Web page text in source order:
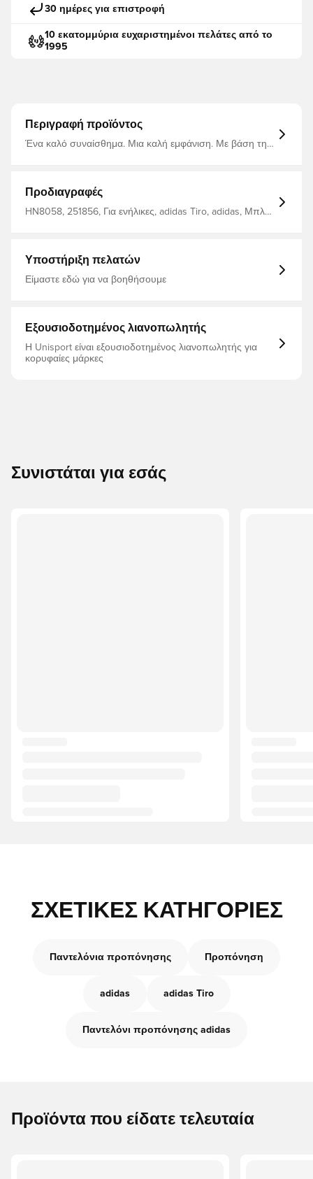
30 ημέρες για επιστροφή
10 εκατομμύρια ευχαριστημένοι πελάτες από το
1995
Περιγραφή προϊόντος
Ένα καλό συναίσθημα. Μια καλή εμφάνιση. Με βάση την
AEROREADY που απομακρύνει την υγρασία διατηρεί την
αυτοπεποίθησή σας. Είναι επίσης κατασκευασμένα από
ανακυκλωμένα υλικά ως ένα μικρό βήμα στη συμβολή
Κανονική εφαρμογή με στενά παντελόνια Ελαστική μέση
με κορδόνι περίσφιξης Διπλή πλέξη από 100%
ανακυκλωμένο πολυεστέρα Απορροφητικό υγρασίας
Προδιαγραφές
HN8058, 251856, Για ενήλικες, adidas Tiro, adidas, Μπλε,
Υποστήριξη πελατών
Είμαστε εδώ για να βοηθήσουμε
Εξουσιοδοτημένος λιανοπωλητής
Η Unisport είναι εξουσιοδοτημένος λιανοπωλητής για
κορυφαίες μάρκες
Συνιστάται για εσάς
ΣΧΕΤΙΚΈΣ ΚΑΤΗΓΟΡΊΕΣ
Παντελόνια προπόνησης Προπόνηση
adidas adidas Tiro
Παντελόνι προπόνησης adidas
Προϊόντα που είδατε τελευταία